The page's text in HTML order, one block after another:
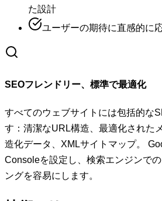
た設計
ユーザーの期待に直感的に
SEOフレンドリー、標準で最適化
すべてのウェブサイトには包括的な
す：清潔なURL構造、最適化された
造化データ、XMLサイトマップ。
Consoleを設定し、検索エンジンで
ングを容易にします。